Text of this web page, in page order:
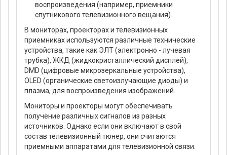
воспроизведения (например, приемники
спутникового телевизионного вещания).
В мониторах, проекторах и телевизионных
приемниках используются различные технические
устройства, такие как ЭЛТ (электронно - лучевая
трубка), ЖКД (жидкокристаллический дисплей),
DMD (цифровые микрозеркальные устройства),
OLED (органические светоизлучающие диоды) и
плазма, для воспроизведения изображений.
Мониторы и проекторы могут обеспечивать
получение различных сигналов из разных
источников. Однако если они включают в свой
состав телевизионный тюнер, они считаются
приемными аппаратами для телевизионной связи.